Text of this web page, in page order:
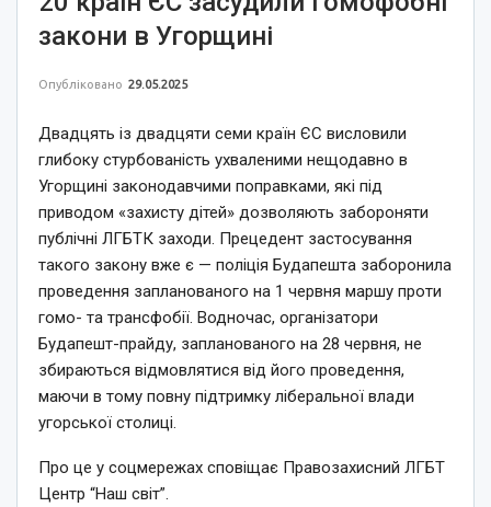
закони в Угорщині
Опубліковано 29.05.2025
Двадцять із двадцяти семи країн ЄС висловили
глибоку стурбованість ухваленими нещодавно в
Угорщині законодавчими поправками, які під
приводом «захисту дітей» дозволяють забороняти
публічні ЛГБТК заходи. Прецедент застосування
такого закону вже є — поліція Будапешта заборонила
проведення запланованого на 1 червня маршу проти
гомо- та трансфобії. Водночас, організатори
Будапешт-прайду, запланованого на 28 червня, не
збираються відмовлятися від його проведення,
маючи в тому повну підтримку ліберальної влади
угорської столиці.
Про це у соцмережах сповіщає Правозахисний ЛГБТ
Центр “Наш світ”.